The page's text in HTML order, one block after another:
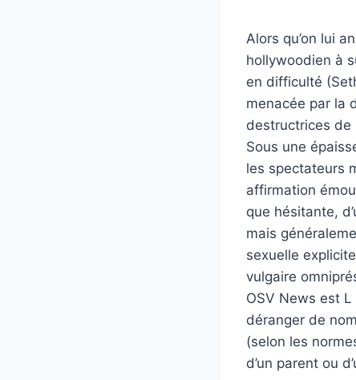
Alors qu’on lui
hollywoodien à
en difficulté
menacée par la
destructrices de
Sous une
les spectateurs
affirmation
que hésitante,
mais
sexuelle
vulgaire
OSV News est
déranger de
(selon les
d’un parent ou